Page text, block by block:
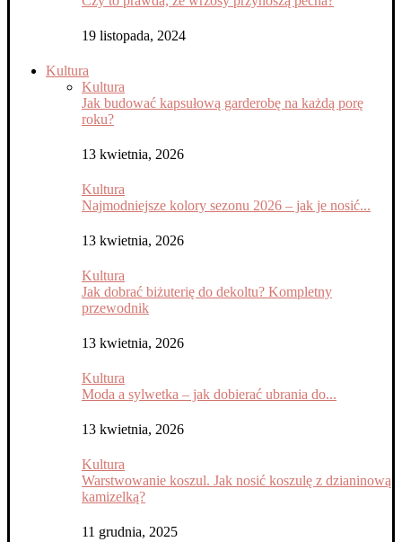
19 listopada, 2024
Kultura
Kultura
Jak budować kapsułową garderobę na każdą porę
roku?
13 kwietnia, 2026
Kultura
Najmodniejsze kolory sezonu 2026 – jak je nosić...
13 kwietnia, 2026
Kultura
Jak dobrać biżuterię do dekoltu? Kompletny
przewodnik
13 kwietnia, 2026
Kultura
Moda a sylwetka – jak dobierać ubrania do...
13 kwietnia, 2026
Kultura
Warstwowanie koszul. Jak nosić koszulę z dzianinową
kamizelką?
11 grudnia, 2025